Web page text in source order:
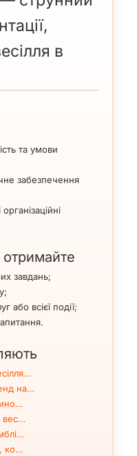
в
та умови
забезпечення
отримайте
завдань;
або всієї події;
на…
вес…
ко…